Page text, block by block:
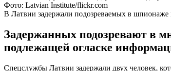
Фото: Latvian Institute/flickr.com
В Латвии задержали подозреваемых в шпионаже
Задержанных подозревают в
подлежащей огласке
Спецслужбы Латвии задержали двух человек,